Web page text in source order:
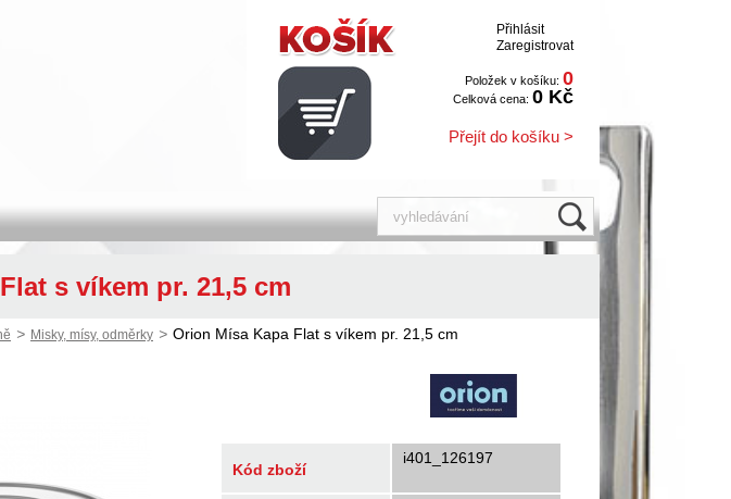
Přihlásit
Zaregistrovat
Položek v košíku: 0
Celková cena: 0 Kč
Přejít do košíku >
s víkem pr. 21,5 cm
> Misky, mísy, odměrky > Orion Mísa Kapa Flat s víkem pr. 21,5 cm
Kód zboží
i401_126197